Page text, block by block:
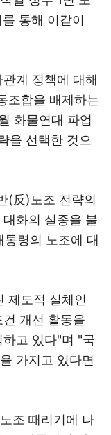
통해 이같이
계 정책에 대해
조합을 배제하는
화물연대 파업
을 선택한 것으
(反)노조 전략의
화의 실종을 불
령의 노조에 대
제도적 실체인
개선 활동을
고 있다"며 "국
가지고 있다면
조 때리기에 나